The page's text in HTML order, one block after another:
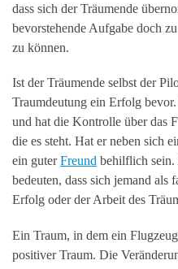
dass sich der Träumende
bevorstehende Aufgabe doch
zu können.
Ist der Träumende selbst der
Traumdeutung ein Erfolg
und hat die Kontrolle über das
die es steht. Hat er neben sich
ein guterFreund behilflich sein.
bedeuten, dass sich jemand als
Erfolg oder der Arbeit des
Ein Traum, in dem ein
positiver Traum. Die